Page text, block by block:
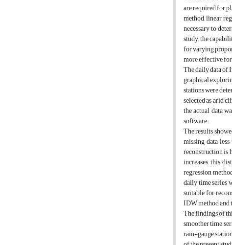
are required for
method, linear
necessary to
study, the
for varying
more effective
The daily data of
graphical
stations were
selected as arid
the actual data
software.
The results
missing data
reconstruction is
increases, this
regression
daily time series
suitable for
IDW method and
The findings of
smoother time
rain-gauge